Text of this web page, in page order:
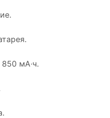
мА∙ч.